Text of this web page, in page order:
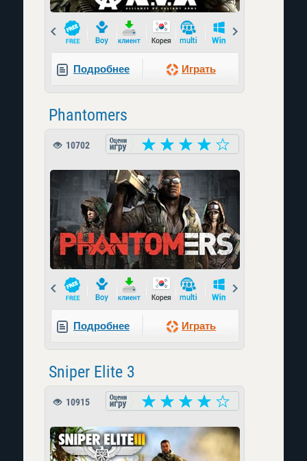
Prev
Подробнее Играть
Phantomers
10702
Prev
Подробнее Играть
Sniper Elite 3
10915